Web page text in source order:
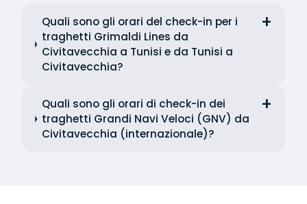
Quali sono gli orari del check-in per i
traghetti Grimaldi Lines da
Civitavecchia a Tunisi e da Tunisi a
Civitavecchia?
Quali sono gli orari di check-in dei
traghetti Grandi Navi Veloci (GNV) da
Civitavecchia (internazionale)?